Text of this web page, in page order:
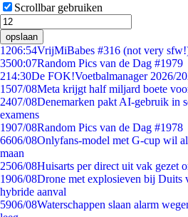
Scrollbar gebruiken
opslaan
1206:54VrijMiBabes #316 (not very
3500:07Random Pics van de Dag #1979
214:30De FOK!Voetbalmanager 2026/
1507/08Meta krijgt half miljard boete
2407/08Denemarken pakt AI-gebruik in
examens
1907/08Random Pics van de Dag #1978
6606/08Onlyfans-model met G-cup wil
maan
2506/08Huisarts per direct uit vak gezet
1906/08Drone met explosieven bij Duits
hybride aanval
5906/08Waterschappen slaan alarm